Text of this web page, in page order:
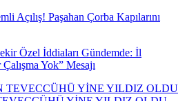
Açılış! Paşahan Çorba Kapılarını
Özel İddiaları Gündemde: İl
Yok” Mesajı